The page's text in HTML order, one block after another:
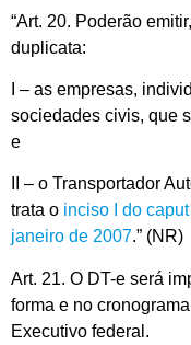
“Art. 20. Poderão
duplicata:
I – as empresas,
sociedades civis, que
e
II – o Transportador
trata o inciso I do
janeiro de 2007.” (NR)
Art. 21. O DT-e será
forma e no
Executivo federal.